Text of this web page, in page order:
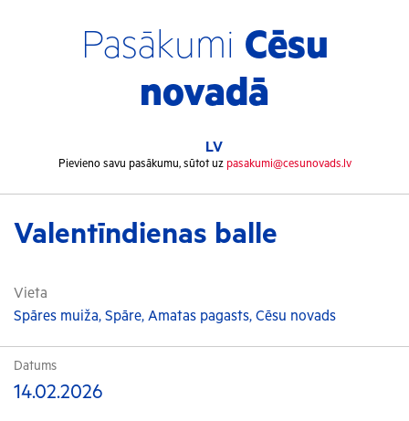
Pasākumi Cēsu
novadā
LV
Pievieno savu pasākumu, sūtot uz pasakumi@cesunovads.lv
Valentīndienas balle
Vieta
Spāres muiža, Spāre, Amatas pagasts, Cēsu novads
Datums
14.02.2026